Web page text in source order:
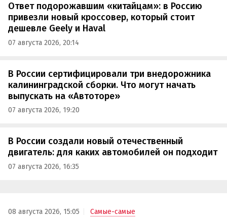
Ответ подорожавшим «китайцам»: в Россию
привезли новый кроссовер, который стоит
дешевле Geely и Haval
07 августа 2026, 20:14
В России сертифицировали три внедорожника
калининградской сборки. Что могут начать
выпускать на «Автоторе»
07 августа 2026, 19:20
В России создали новый отечественный
двигатель: для каких автомобилей он подходит
07 августа 2026, 16:35
08 августа 2026, 15:05 Самые-самые